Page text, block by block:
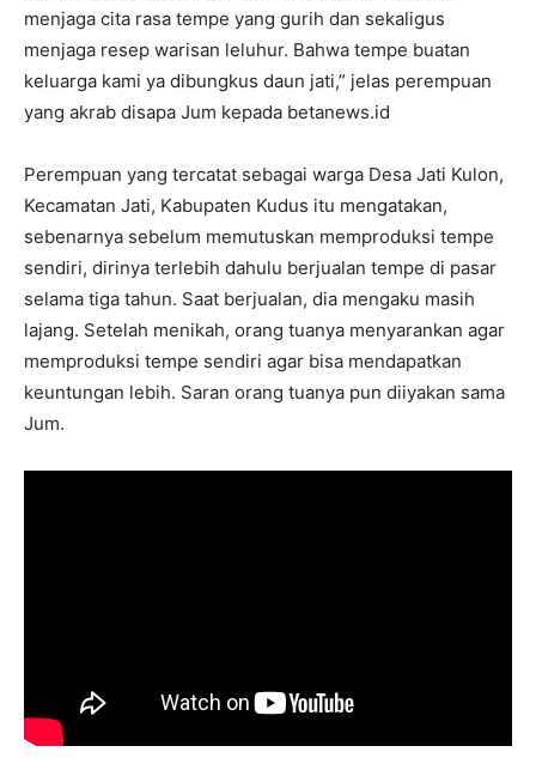
menjaga cita rasa tempe yang gurih dan sekaligus
menjaga resep warisan leluhur. Bahwa tempe buatan
keluarga kami ya dibungkus daun jati,” jelas perempuan
yang akrab disapa Jum kepada betanews.id
Perempuan yang tercatat sebagai warga Desa Jati Kulon,
Kecamatan Jati, Kabupaten Kudus itu mengatakan,
sebenarnya sebelum memutuskan memproduksi tempe
sendiri, dirinya terlebih dahulu berjualan tempe di pasar
selama tiga tahun. Saat berjualan, dia mengaku masih
lajang. Setelah menikah, orang tuanya menyarankan agar
memproduksi tempe sendiri agar bisa mendapatkan
keuntungan lebih. Saran orang tuanya pun diiyakan sama
Jum.